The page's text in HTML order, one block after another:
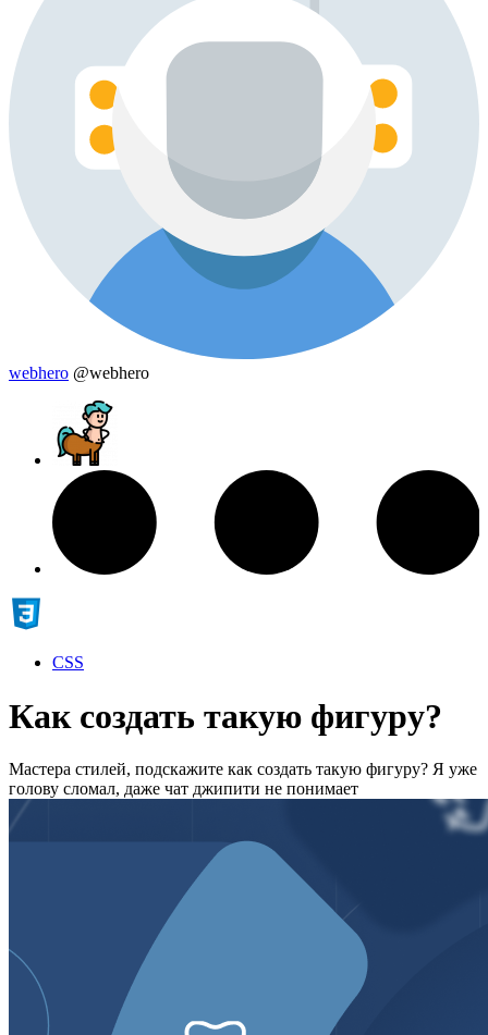
webhero @webhero
CSS
Как создать такую фигуру?
Мастера стилей, подскажите как создать такую фигуру? Я уже
голову сломал, даже чат джипити не понимает